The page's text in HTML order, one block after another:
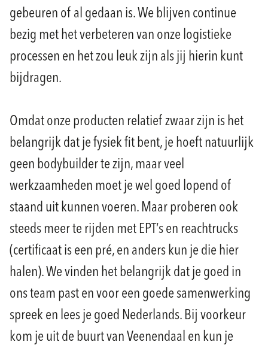
gebeuren of al gedaan is. We blijven continue
bezig met het verbeteren van onze logistieke
processen en het zou leuk zijn als jij hierin kunt
bijdragen.
Omdat onze producten relatief zwaar zijn is het
belangrijk dat je fysiek fit bent, je hoeft natuurlijk
geen bodybuilder te zijn, maar veel
werkzaamheden moet je wel goed lopend of
staand uit kunnen voeren. Maar proberen ook
steeds meer te rijden met EPT’s en reachtrucks
(certificaat is een pré, en anders kun je die hier
halen). We vinden het belangrijk dat je goed in
ons team past en voor een goede samenwerking
spreek en lees je goed Nederlands. Bij voorkeur
kom je uit de buurt van Veenendaal en kun je